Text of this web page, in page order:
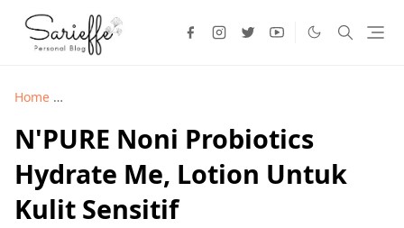
Home
N'PURE Noni Probiotics
Hydrate Me, Lotion Untuk
Kulit Sensitif